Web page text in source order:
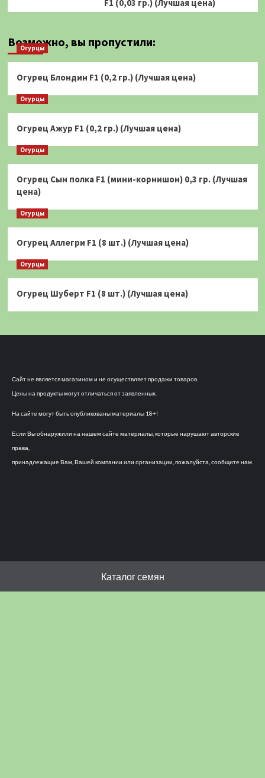
F1 (0,03 гр.) (Лучшая цена)
Возможно, вы пропустили:
Огурцы
Огурец Блондин F1 (0,2 гр.) (Лучшая цена)
Огурцы
Огурец Ажур F1 (0,2 гр.) (Лучшая цена)
Огурцы
Огурец Сын полка F1 (мини-корнишон) 0,3 гр. (Лучшая
цена)
Огурцы
Огурец Аллегри F1 (8 шт.) (Лучшая цена)
Огурцы
Огурец Шуберт F1 (8 шт.) (Лучшая цена)
Сайт не является магазином и не осуществляет продажи товаров.
Цены на продукты могут отличаться от заявленных.
На сайте могут быть опубликованы материалы 18+!
Если Вы обнаружили на нашем сайте материалы, которые нарушают авторские
права,
принадлежащие Вам, Вашей компании или организации, пожалуйста, сообщите нам.
Каталог семян